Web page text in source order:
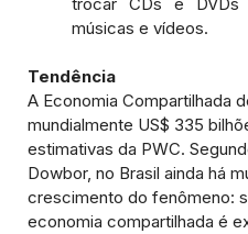
músicas e vídeos.
Tendência
A Economia Compartilhada
mundialmente US$ 335
estimativas da PWC.
Dowbor, no Brasil ainda há
crescimento do fenômeno:
economia compartilhada é